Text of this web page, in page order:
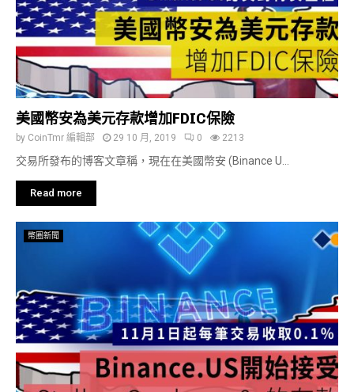
美國幣安為美元存款增加FDIC保險
by CoinTmr 編輯部 29 10 月, 2019 0 2213
交易所發布的博客文章稱，現在在美國幣安 (Binance U...
Read more
幣圈新聞